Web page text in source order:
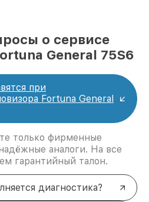
о сервисе
General 75S6
при
Fortuna General
только фирменные
аналоги. На все
гарантийный талон.
диагностика?